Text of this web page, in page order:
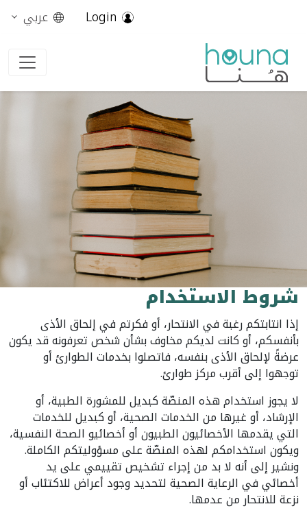
Login عربي
شروط الاستخدام
إذا انتابتكم رغبة في الانتحار، أو فكرتم في إلحاق الأذى
بأنفسكم، أو كانت لديكم مخاوف بشأن شخص تعرفونه قد يكون
عرضةً لإلحاق الأذى بنفسه، فاتصلوا بخدمات الطوارئ أو
توجهوا إلى أقرب مركز طوارئ.
لا يجوز استخدام هذه المنصّة كبديل للمشورة الطبية، أو
الإرشاد، أو غيرها من الخدمات الصحية، أو كبديل للخدمات
التي يقدمها الأخصائيون الطبيون أو أخصائيو الصحة النفسية،
ويكون استخدامكم لهذه المنصّة على مسؤوليتكم الكاملة.
ونشير إلى أنه لا بد من إجراء تشخيص تقييمي على يد
أخصائي في الرعاية الصحية لتحديد وجود أعراض للاكتئاب أو
نزعة للانتحار من عدمها.